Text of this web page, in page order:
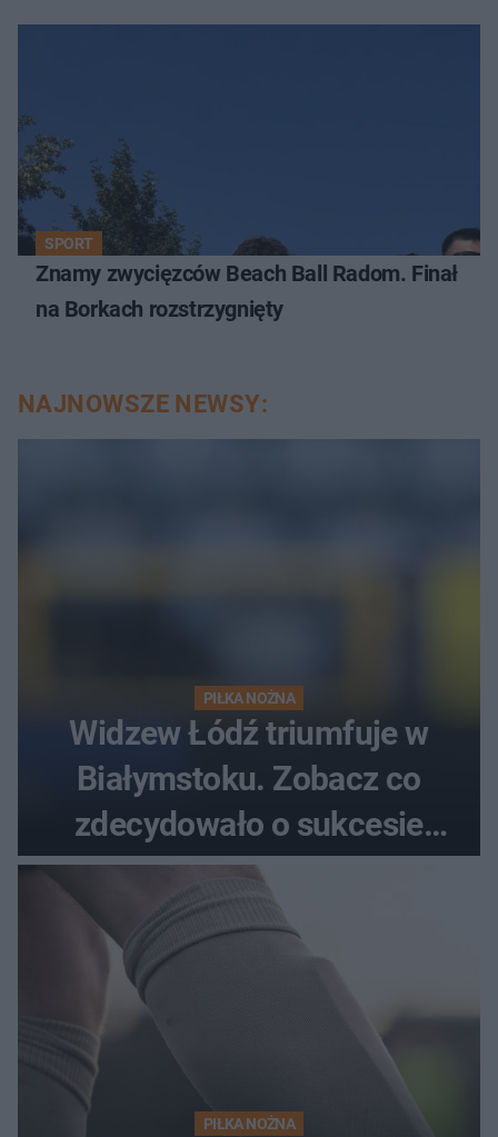
SPORT
Znamy zwycięzców Beach Ball Radom. Finał
na Borkach rozstrzygnięty
NAJNOWSZE NEWSY:
PIŁKA NOŻNA
Widzew Łódź triumfuje w
Białymstoku. Zobacz co
zdecydowało o sukcesie
gości
PIŁKA NOŻNA